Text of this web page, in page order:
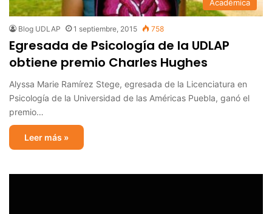
Académica
Blog UDLAP 1 septiembre, 2015 758
Egresada de Psicología de la UDLAP
obtiene premio Charles Hughes
Alyssa Marie Ramírez Stege, egresada de la Licenciatura en
Psicología de la Universidad de las Américas Puebla, ganó el
premio…
Leer más »